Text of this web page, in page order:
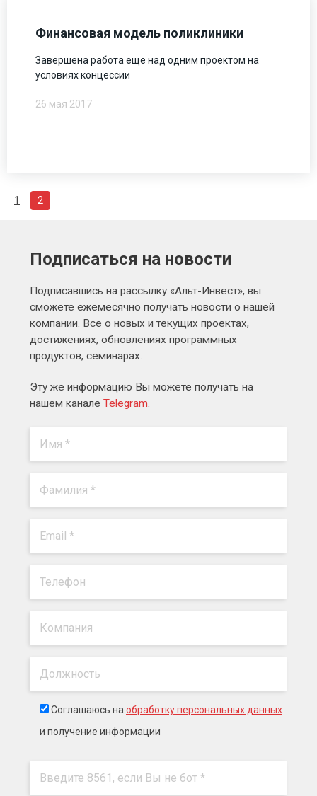
Финансовая модель поликлиники
Завершена работа еще над одним проектом на
условиях концессии
26 мая 2017
1 2
Подписаться на новости
Подписавшись на рассылку «Альт-Инвест», вы
сможете ежемесячно получать новости о нашей
компании. Все о новых и текущих проектах,
достижениях, обновлениях программных
продуктов, семинарах.
Эту же информацию Вы можете получать на
нашем канале Telegram.
Соглашаюсь на обработку персональных данных
и получение информации